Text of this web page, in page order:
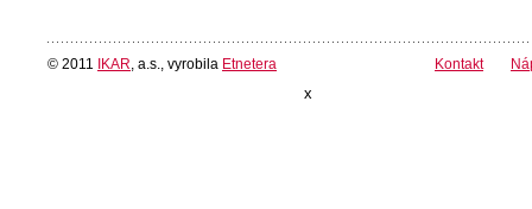
© 2011 IKAR , a.s., vyrobila Etnetera Kontakt
x